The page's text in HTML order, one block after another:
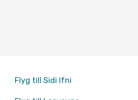
Flyg till Sidi Ifni